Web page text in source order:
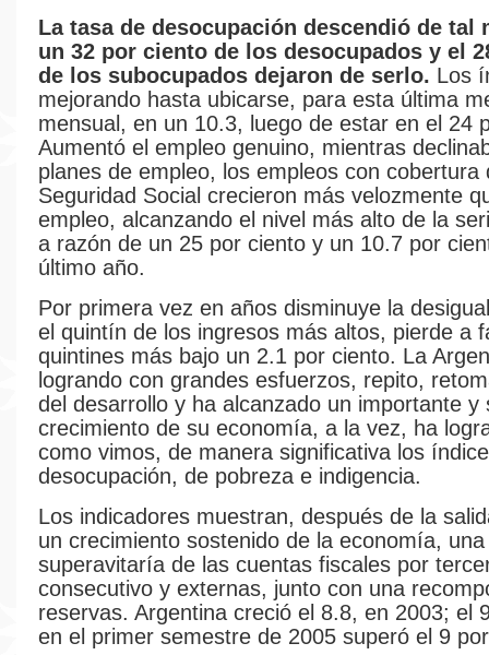
La tasa de desocupación descendió de tal
un 32 por ciento de los desocupados y el
de los subocupados dejaron de serlo. Los
mejorando hasta ubicarse, para esta última
mensual, en un 10.3, luego de estar en el 24
Aumentó el empleo genuino, mientras
planes de empleo, los empleos con cobertura
Seguridad Social crecieron más velozmente
empleo, alcanzando el nivel más alto de la
a razón de un 25 por ciento y un 10.7 por
último año.
Por primera vez en años disminuye la
el quintín de los ingresos más altos, pierde a
quintines más bajo un 2.1 por ciento. La
logrando con grandes esfuerzos, repito,
del desarrollo y ha alcanzado un importante y
crecimiento de su economía, a la vez, ha
como vimos, de manera significativa los
desocupación, de pobreza e indigencia.
Los indicadores muestran, después de la
un crecimiento sostenido de la economía,
superavitaría de las cuentas fiscales por
consecutivo y externas, junto con una
reservas. Argentina creció el 8.8, en 2003; el
en el primer semestre de 2005 superó el 9